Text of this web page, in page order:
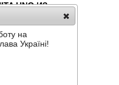
UNO ИЗ
1 ЧЕЛОВЕКА
на
Україні!